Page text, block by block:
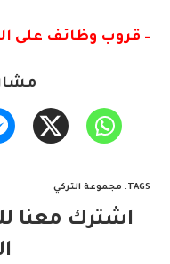
– قروب وظائف على
TAGS
: مجموعة التركي
اشترك معنا